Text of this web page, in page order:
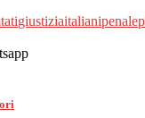
giustiziaitalianipenale